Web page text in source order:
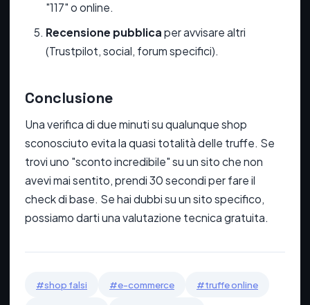
"117" o online.
Recensione pubblica per avvisare altri
(Trustpilot, social, forum specifici).
Conclusione
Una verifica di due minuti su qualunque shop
sconosciuto evita la quasi totalità delle truffe. Se
trovi uno "sconto incredibile" su un sito che non
avevi mai sentito, prendi 30 secondi per fare il
check di base. Se hai dubbi su un sito specifico,
possiamo darti una valutazione tecnica gratuita.
#shop falsi #e-commerce #truffe online